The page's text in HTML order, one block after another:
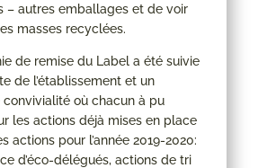
– autres emballages et de voir
masses recyclées.
de remise du Label a été suivie
de l’établissement et un
où chacun à pu
les actions déjà mises en place
actions pour l’année 2019-2020:
d’éco-délégués, actions de tri